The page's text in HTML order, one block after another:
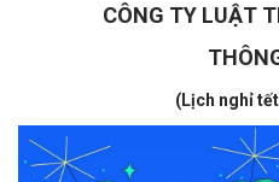
CÔNG TY LUẬT
(Lịch nghỉ